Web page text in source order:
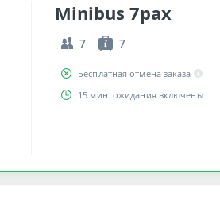
Minibus 7pax
7 7
Бесплатная отмена заказа
15 мин. ожидания включены